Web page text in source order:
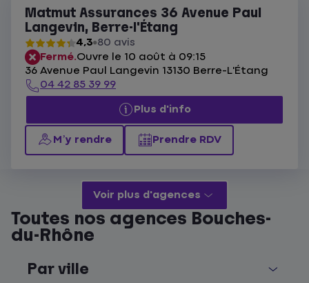
Matmut Assurances 36 Avenue Paul
Langevin, Berre-l'Étang
4,3 80 avis
Fermé.Ouvre le 10 août à 09:15
36 Avenue Paul Langevin 13130 Berre-L'Étang
04 42 85 39 99
Plus d'info
M’y rendre Prendre RDV
Voir plus d'agences
Toutes nos agences Bouches-
du-Rhône
Par ville